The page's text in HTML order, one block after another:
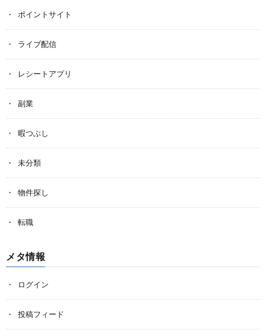
ポイントサイト
ライブ配信
レシートアプリ
副業
暇つぶし
未分類
物件探し
転職
メタ情報
ログイン
投稿フィード